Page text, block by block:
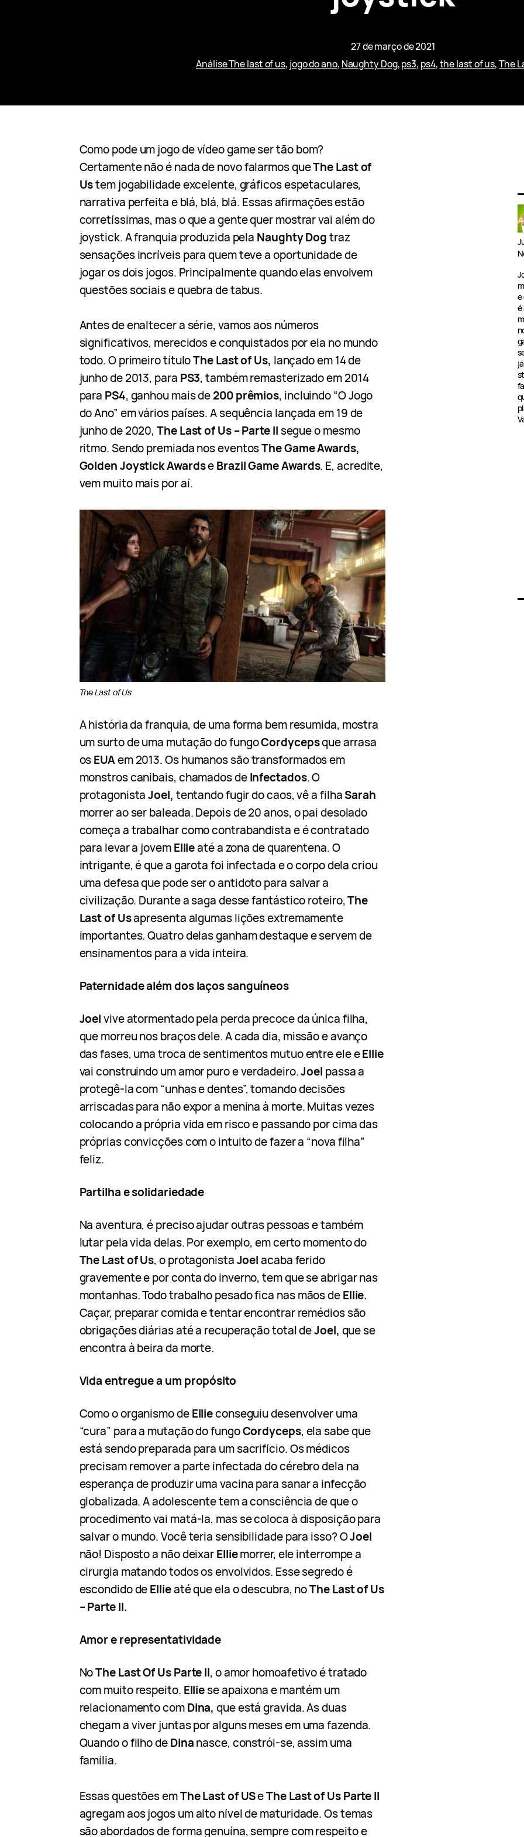
27 de março de 2021
Análise The last of us, jogo do ano, Naughty Dog, ps3, ps4, the last of us, The
Como pode um jogo de vídeo game ser tão bom?
Certamente não é nada de novo falarmos queThe Last of
Ustem jogabilidade excelente, gráficos espetaculares,
narrativa perfeita e blá, blá, blá. Essas afirmações estão
corretíssimas, mas o que a gente quer mostrar vai além do
joystick. A franquia produzida pela Naughty Dogtraz
sensações incríveis para quem teve a oportunidade de
jogar os dois jogos. Principalmente quando elas envolvem
questões sociais e quebra de tabus.
Antes de enaltecer a série, vamos aos números
significativos, merecidos e conquistados por ela no mundo
todo. O primeiro títuloThe Last of Us, lançado em 14 de
junho de 2013, para PS3, também remasterizado em 2014
para PS4, ganhou mais de200 prêmios, incluindo “O Jogo
do Ano” em vários países. A sequência lançada em 19 de
junho de 2020,The Last of Us – Parte II segue o mesmo
ritmo. Sendo premiada nos eventosThe Game Awards,
Golden Joystick AwardseBrazil Game Awards. E, acredite,
vem muito mais por aí.
The Last of Us
A história da franquia, de uma forma bem resumida, mostra
um surto de uma mutação do fungoCordycepsque arrasa
osEUAem 2013. Os humanos são transformados em
monstros canibais, chamados deInfectados. O
protagonistaJoel, tentando fugir do caos, vê a filhaSarah
morrer ao ser baleada. Depois de 20 anos, o pai desolado
começa a trabalhar como contrabandista e é contratado
para levar a jovemEllieaté a zona de quarentena. O
intrigante, é que a garota foi infectada e o corpo dela criou
uma defesa que pode ser o antidoto para salvar a
civilização. Durante a saga desse fantástico roteiro,The
Last of Usapresenta algumas lições extremamente
importantes. Quatro delas ganham destaque e servem de
ensinamentos para a vida inteira.
Paternidade além dos laços sanguíneos
Joelvive atormentado pela perda precoce da única filha,
que morreu nos braços dele. A cada dia, missão e avanço
das fases, uma troca de sentimentos mutuo entre ele eEllie
vai construindo um amor puro e verdadeiro.Joel passa a
protegê-la com “unhas e dentes”, tomando decisões
arriscadas para não expor a menina à morte. Muitas vezes
colocando a própria vida em risco e passando por cima das
próprias convicções com o intuito de fazer a “nova filha”
feliz.
Partilha e solidariedade
Na aventura, é preciso ajudar outras pessoas e também
lutar pela vida delas. Por exemplo, em certo momento do
The Last of Us, o protagonistaJoelacaba ferido
gravemente e por conta do inverno, tem que se abrigar nas
montanhas. Todo trabalho pesado fica nas mãos deEllie.
Caçar, preparar comida e tentar encontrar remédios são
obrigações diárias até a recuperação total deJoel, que se
encontra à beira da morte.
Vida entregue a um propósito
Como o organismo deEllieconseguiu desenvolver uma
“cura” para a mutação do fungoCordyceps, ela sabe que
está sendo preparada para um sacrifício. Os médicos
precisam remover a parte infectada do cérebro dela na
esperança de produzir uma vacina para sanar a infecção
globalizada. A adolescente tem a consciência de que o
procedimento vai matá-la, mas se coloca à disposição para
salvar o mundo. Você teria sensibilidade para isso? OJoel
não! Disposto a não deixarElliemorrer, ele interrompe a
cirurgia matando todos os envolvidos. Esse segredo é
escondido deEllieaté que ela o descubra, noThe Last of Us
– Parte II.
Amor e representatividade
NoThe Last Of Us Parte II, o amor homoafetivo é tratado
com muito respeito. Elliese apaixona e mantém um
relacionamento comDina, que está gravida. As duas
chegam a viver juntas por alguns meses em uma fazenda.
Quando o filho deDinanasce, constrói-se, assim uma
família.
Essas questões emThe Last of USeThe Last of Us Parte II
agregam aos jogos um alto nível de maturidade. Os temas
são abordados de forma genuína, sempre com respeito e
e
é